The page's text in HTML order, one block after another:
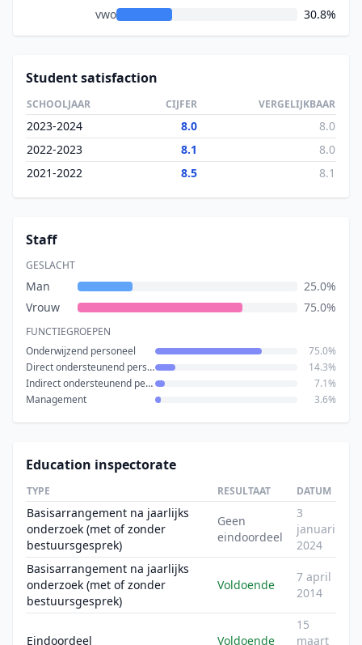
vwo
30.8%
Student satisfaction
SCHOOLJAAR CIJFER VERGELIJKBAAR
2023-2024 8.0
8.0
2022-2023
8.1
8.0
2021-2022
8.5 8.1
Staff
GESLACHT
Man
25.0%
Vrouw
75.0%
FUNCTIEGROEPEN
Onderwijzend personeel
75.0%
Direct ondersteunend personeel
14.3%
Indirect ondersteunend personeel
7.1%
Management
3.6%
Education inspectorate
TYPE RESULTAAT DATUM
Basisarrangement na jaarlijks
onderzoek (met of zonder
bestuursgesprek)
Geen
eindoordeel
3
januari
2024
Basisarrangement na jaarlijks
onderzoek (met of zonder
bestuursgesprek)
Voldoende
7 april
2014
Eindoordeel Voldoende
15
maart